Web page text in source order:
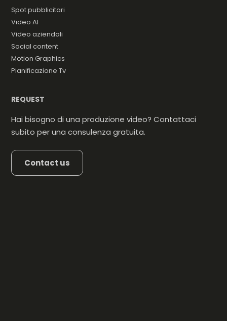
Spot pubblicitari
Video AI
Video aziendali
Social content
Motion Graphics
Pianificazione Tv
REQUEST
Hai bisogno di una produzione video? Contattaci
subito per una consulenza gratuita.
Contact us